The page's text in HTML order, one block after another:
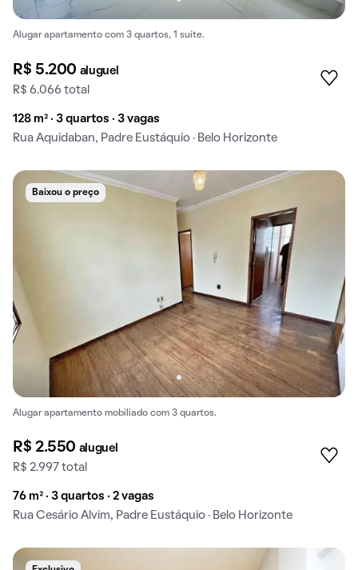
Alugar apartamento com 3 quartos, 1 suíte.
R$ 5.200 aluguel
R$ 6.066 total
128 m² · 3 quartos · 3 vagas
Rua Aquidaban, Padre Eustáquio · Belo Horizonte
Baixou o preço
Alugar apartamento mobiliado com 3 quartos.
R$ 2.550 aluguel
R$ 2.997 total
76 m² · 3 quartos · 2 vagas
Rua Cesário Alvim, Padre Eustáquio · Belo Horizonte